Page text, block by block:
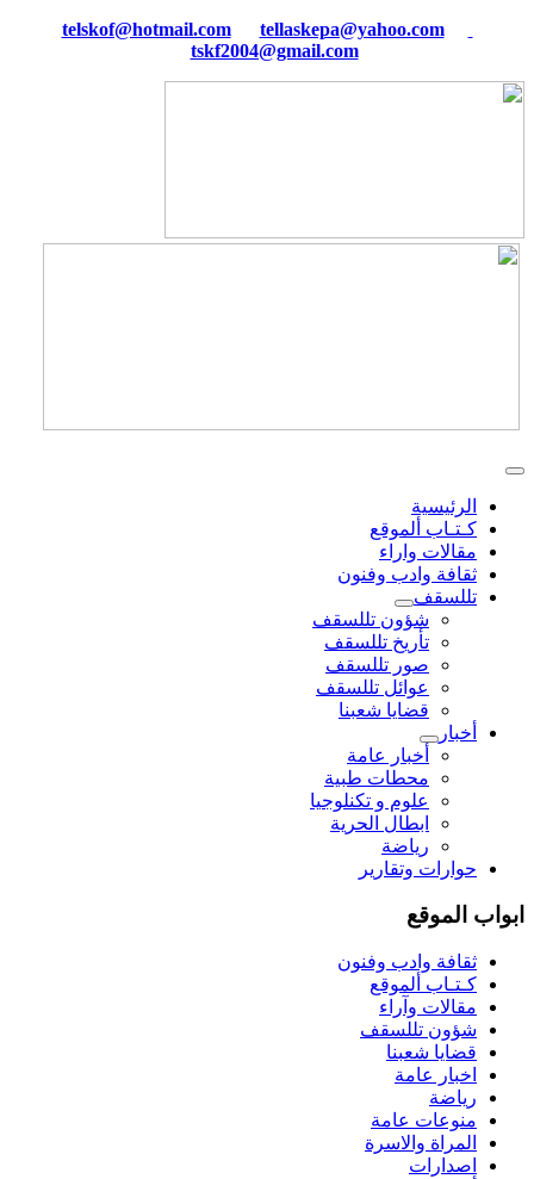
tellaskepa@yahoo.com
tskf2004@gmail.com
الرئيسية
كـتـاب ألموقع
مقالات واراء
ثقافة وادب وفنون
تللسقف
شؤون تللسقف
تأريخ تللسقف
صور تللسقف
عوائل تللسقف
قضايا شعبنا
أخبار
أخبار عامة
محطات طبية
علوم و تکنلوجیا
ابطال الحرية
رياضة
حوارات وتقارير
ابواب الموقع
ثقافة وادب وفنون
كـتـاب ألموقع
مقالات وآراء
شؤون تللسقف
قضايا شعبنا
اخبار عامة
رياضة
منوعات عامة
المراة والاسرة
اصدارات